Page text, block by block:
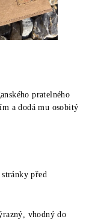
pratelného
a dodá mu osobitý
před
vhodný do